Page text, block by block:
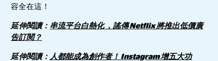
容全在這！
延伸閱讀： 串流平台白熱化 ，謠傳 Netflix 將推出低價廣
告訂閱？
延伸閱讀： 人都能成為創作者！ Instagram 增五大功